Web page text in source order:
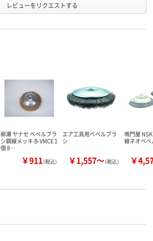
レビューをリクエストする
柳瀬 ヤナセ ベベルブラ
シ鋼線メッキ B-VMCE 1
個 8…
￥911（税込）
エア工具用ベベルブラ
シ
￥1,557～（税込）
鳴門屋
線ネオベベ
￥